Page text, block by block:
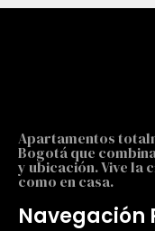
Apartamentos
Bogotá que
y ubicación. Vive la
como en casa.
Navegación